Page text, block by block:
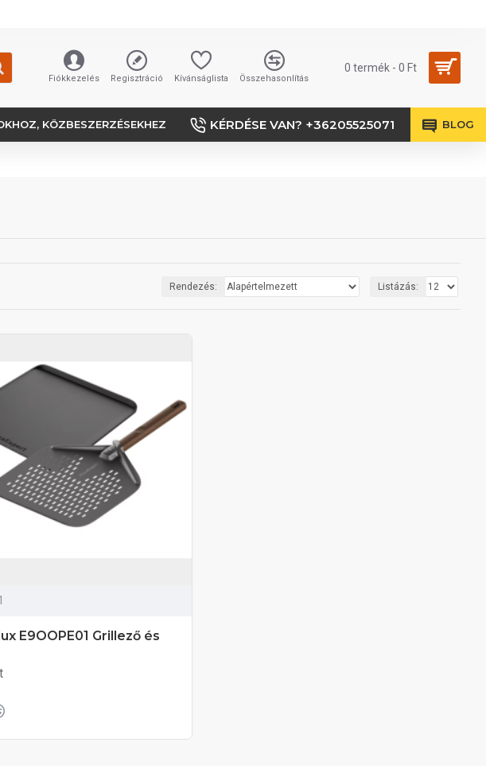
Fiókkezelés Regisztráció Kívánságlista Összehasonlítás
0 termék - 0 Ft
KÖZBESZERZÉSEKHEZ KÉRDÉSE VAN? +36205525071 BLOG
Rendezés: Listázás:
E9OOPE01 Grillező és